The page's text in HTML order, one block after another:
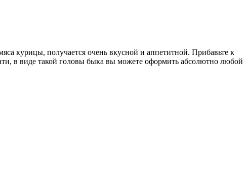
курицы, получается очень вкусной и аппетитной. Прибавьте к
в виде такой головы быка вы можете оформить абсолютно любой